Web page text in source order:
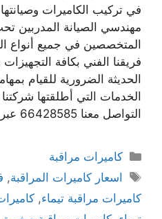
في تركيب الكاميرات
مهندسي الصيانة المدربين
المتخصصين في جميع أنواع
فريقنا الفني بكافة
الحديثة الضرورية للقيام
الخدمات التي أطلقتها
التواصل معنا 66428585 عبر …
كاميرات مراقبة
اسعار كاميرات المراقبة,
كاميرات مراقبة تيماء,